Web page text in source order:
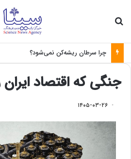
چرا سرطان ریشه‌کن نمی‌شود؟
جنگی که اقتصاد
۱۴۰۵-۰۳-۲۶